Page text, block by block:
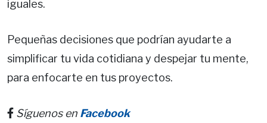
iguales.
Pequeñas decisiones que podrían ayudarte a
simplificar tu vida cotidiana y despejar tu mente,
para enfocarte en tus proyectos.
Síguenos en Facebook